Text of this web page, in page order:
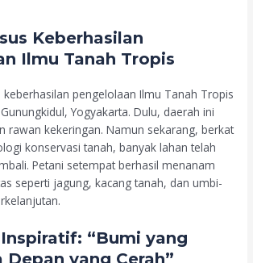
Keberhasilan
Ilmu Tanah Tropis
keberhasilan pengelolaan Ilmu Tanah Tropis
Yogyakarta. Dulu, daerah ini
rawan kekeringan. Namun sekarang, berkat
konservasi tanah, banyak lahan telah
Petani setempat berhasil menanam
seperti jagung, kacang tanah, dan umbi-
“Bumi yang
Depan yang Cerah”